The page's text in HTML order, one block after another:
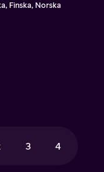
Finska, Norska
3 4